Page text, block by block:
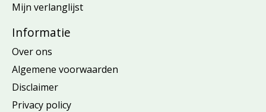
Mijn verlanglijst
Informatie
Over ons
Algemene voorwaarden
Disclaimer
Privacy policy